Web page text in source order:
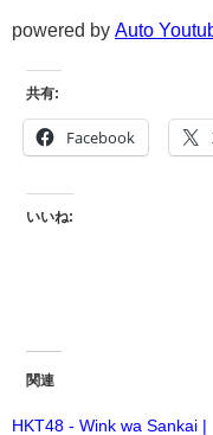
powered by Auto
共有:
Facebook
いいね:
関連
HKT48 - Wink wa Sankai |